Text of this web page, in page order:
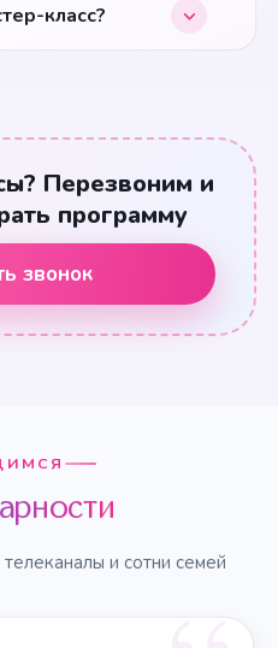
класс?
Перезвоним и
программу
звонок
и сотни семей